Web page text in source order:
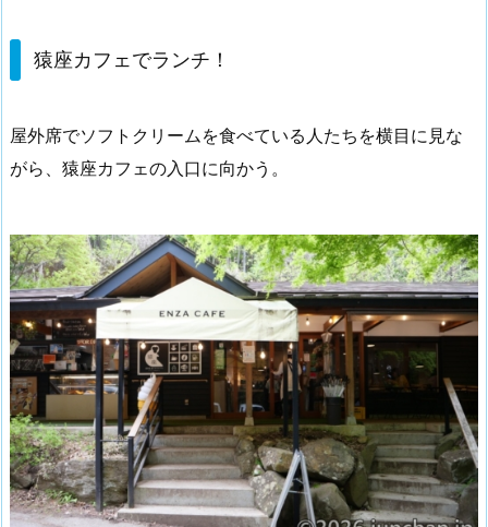
猿座カフェでランチ！
屋外席でソフトクリームを食べている人たちを横目に見な
がら、猿座カフェの入口に向かう。